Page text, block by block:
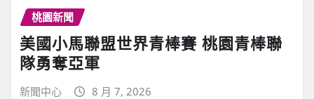
桃園新聞
美國小馬聯盟世界青棒賽 桃園青棒聯
隊勇奪亞軍
新聞中心 8 月 7, 2026